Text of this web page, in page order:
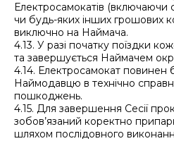
Електросамокатів (включаючи
чи будь-яких інших грошових
виключно на Наймача.
4.13. У разі початку поїздки
та завершується Наймачем
4.14. Електросамокат повинен
Наймодавцю в технічно
пошкоджень.
4.15. Для завершення Сесії
зобов’язаний коректно
шляхом послідовного